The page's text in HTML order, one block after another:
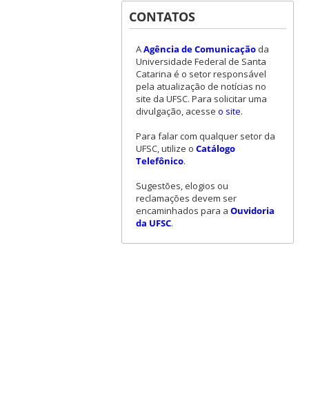
CONTATOS
AAgência de Comunicaçãoda
Universidade Federal de Santa
Catarina é o setor responsável
pela atualização de notícias no
site da UFSC. Para solicitar uma
divulgação, acesse o site.
Para falar com qualquer setor da
UFSC, utilize o Catálogo
Telefônico.
Sugestões, elogios ou
reclamações devem ser
encaminhados para a Ouvidoria
da UFSC.